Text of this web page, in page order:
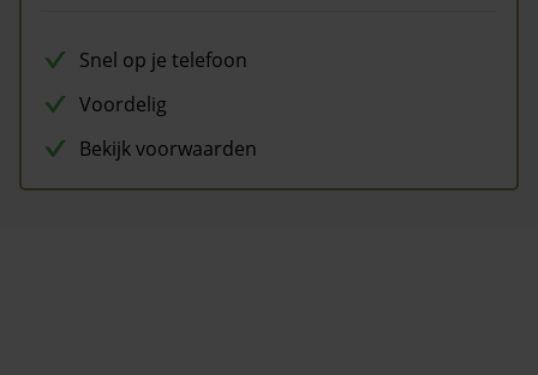
Snel op je telefoon
Voordelig
Bekijk voorwaarden